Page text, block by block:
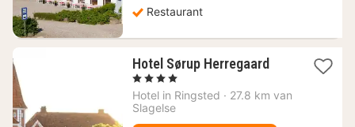
Restaurant
Hotel Sørup Herregaard1
vanaf
, 4 Sterren
Hotel in Ringsted · 27.8 km van
Slagelse